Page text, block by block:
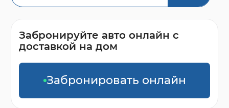
Забронируйте авто онлайн с
доставкой на дом
Забронировать онлайн